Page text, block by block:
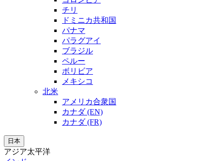
チリ
ドミニカ共和国
パナマ
パラグアイ
ブラジル
ペルー
ボリビア
メキシコ
北米
アメリカ合衆国
カナダ (EN)
カナダ (FR)
日本
アジア太平洋